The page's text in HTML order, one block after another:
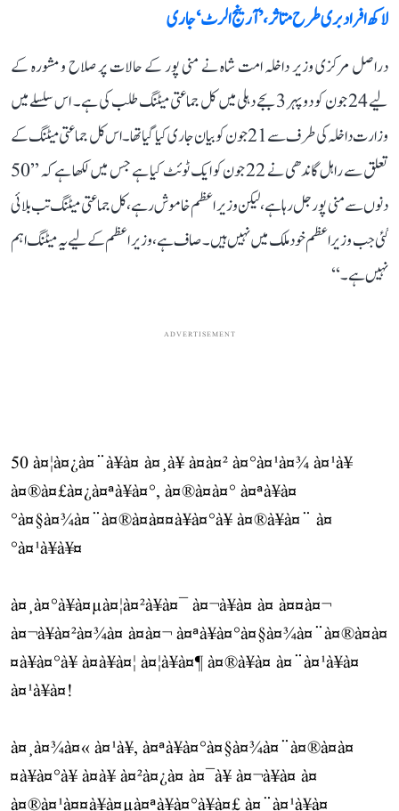
لاکھ افراد بری طرح متاثر، ’آرینج الرٹ‘ جاری
دراصل مرکزی وزیر داخلہ امت شاہ نے منی پور کے حالات پر صلاح و مشورہ کے
لیے 24 جون کو دوپہر 3 بجے دہلی میں کل جماعتی میٹنگ طلب کی ہے۔ اس سلسلے میں
وزارت داخلہ کی طرف سے 21 جون کو بیان جاری کیا گیا تھا۔ اس کل جماعتی میٹنگ کے
تعلق سے راہل گاندھی نے 22 جون کو ایک ٹوئٹ کیا ہے جس میں لکھا ہے کہ ’’50
دنوں سے منی پور جل رہا ہے، لیکن وزیر اعظم خاموش رہے، کل جماعتی میٹنگ تب بلائی
گئی جب وزیر اعظم خود ملک میں نہیں ہیں۔ صاف ہے، وزیر اعظم کے لیے یہ میٹنگ اہم
نہیں ہے۔‘‘
ADVERTISEMENT
50 à¤¦à¤¿à¤¨à¥à¤ à¤¸à¥ à¤à¤² à¤°à¤¹à¤¾ à¤¹à¥
à¤®à¤£à¤¿à¤ªà¥à¤°, à¤®à¤à¤° à¤ªà¥à¤
°à¤§à¤¾à¤¨à¤®à¤à¤¤à¥à¤°à¥ à¤®à¥à¤¨ à¤
°à¤¹à¥à¥¤
à¤¸à¤°à¥à¤µà¤¦à¤²à¥à¤¯ à¤¬à¥à¤ à¤ à¤¤à¤¬
à¤¬à¥à¤²à¤¾à¤ à¤à¤¬ à¤ªà¥à¤°à¤§à¤¾à¤¨à¤®à¤à¤
¤à¥à¤°à¥ à¤à¥à¤¦ à¤¦à¥à¤¶ à¤®à¥à¤ à¤¨à¤¹à¥à¤
à¤¹à¥à¤!
à¤¸à¤¾à¤« à¤¹à¥, à¤ªà¥à¤°à¤§à¤¾à¤¨à¤®à¤à¤
¤à¥à¤°à¥ à¤à¥ à¤²à¤¿à¤ à¤¯à¥ à¤¬à¥à¤ à¤
à¤®à¤¹à¤¤à¥à¤µà¤ªà¥à¤°à¥à¤£ à¤¨à¤¹à¥à¤